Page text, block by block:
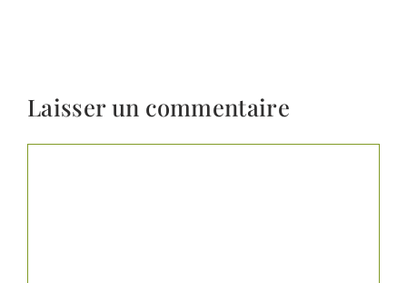
Laisser un commentaire